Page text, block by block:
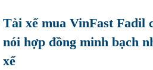
Tài xế mua VinFast Fadil
nói hợp đồng minh bạch
xế